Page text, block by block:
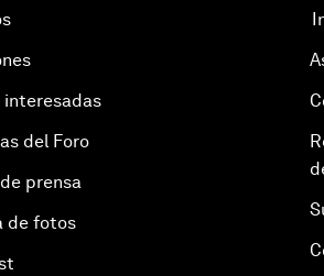
interesadas
del Foro
prensa
de fotos